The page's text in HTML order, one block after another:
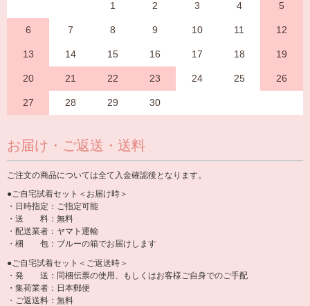
1 2 3 4 5
6 7 8 9 10 11 12
13 14 15 16 17 18 19
20 21 22 23 24 25 26
27 28 29 30
お届け・ご返送・送料
ご注文の商品については全て入金確認後となります。
●ご自宅試着セット＜お届け時＞
・日時指定：ご指定可能
・送 料：無料
・配送業者：ヤマト運輸
・梱 包：ブルーの箱でお届けします
●ご自宅試着セット＜ご返送時＞
・発 送：同梱伝票の使用、もしくはお客様ご自身でのご手配
・集荷業者：日本郵便
・ご返送料：無料